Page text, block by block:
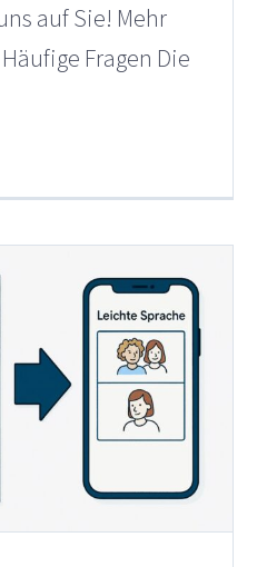
auf Sie! Mehr
Fragen Die